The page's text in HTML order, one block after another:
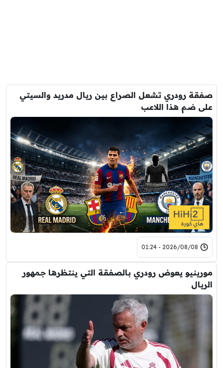
صفقة رودري تشعل الصراع بين ريال مدريد والسيتي
على ضم هذا اللاعب
2026/08/08 - 01:24
مورينيو يعوض رودري بالصفقة التي ينتظرها جمهور
الريال